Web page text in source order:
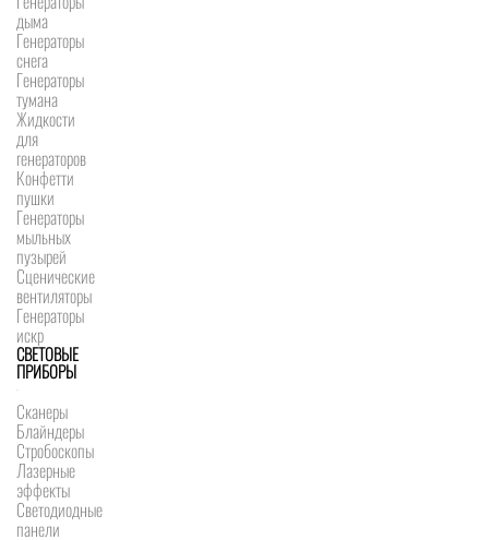
дыма
Генераторы
снега
Генераторы
тумана
Жидкости
для
генераторов
Конфетти
пушки
Генераторы
мыльных
пузырей
Сценические
вентиляторы
Генераторы
искр
СВЕТОВЫЕ
ПРИБОРЫ
Сканеры
Блайндеры
Стробоскопы
Лазерные
эффекты
Светодиодные
панели